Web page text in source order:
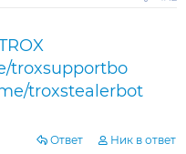
troxsupportbo
troxstealerbot
Ответ Ник в ответ